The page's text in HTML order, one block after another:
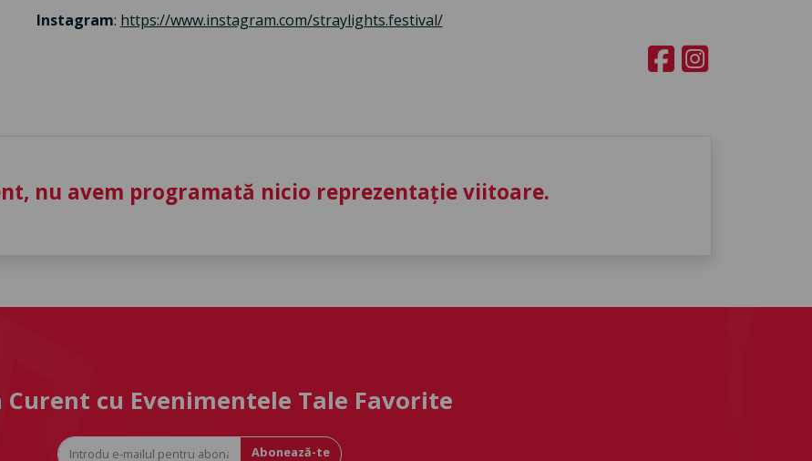
Instagram: https://www.instagram.com/straylights.festival/
nu avem programată nicio reprezentație viitoare.
Curent cu Evenimentele Tale Favorite
Abonează-te